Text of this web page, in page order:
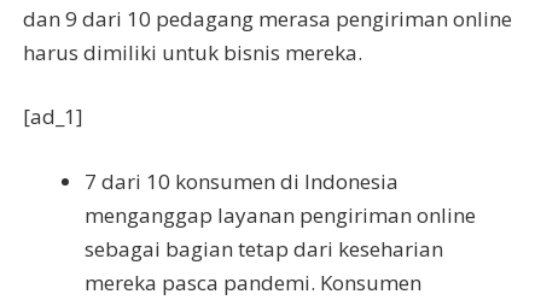
dan 9 dari 10 pedagang merasa pengiriman online
harus dimiliki untuk bisnis mereka.
[ad_1]
7 dari 10 konsumen di Indonesia
menganggap layanan pengiriman online
sebagai bagian tetap dari keseharian
mereka pasca pandemi. Konsumen